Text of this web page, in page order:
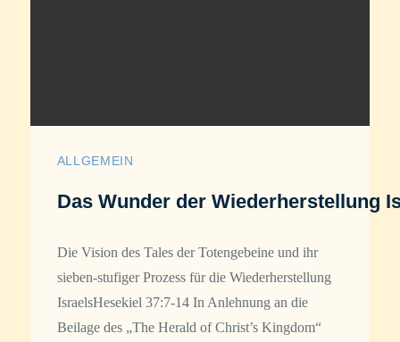
ALLGEMEIN
Das Wunder der Wiederherstellung
Die Vision des Tales der Totengebeine und ihr
sieben-stufiger Prozess für die Wiederherstellung
IsraelsHesekiel 37:7-14 In Anlehnung an die
Beilage des „The Herald of Christ’s Kingdom“